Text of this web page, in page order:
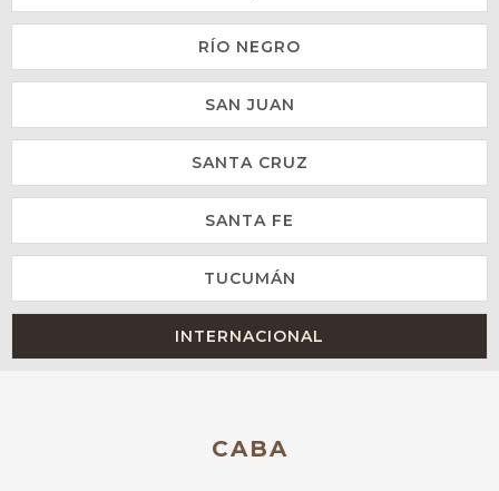
RÍO NEGRO
SAN JUAN
SANTA CRUZ
SANTA FE
TUCUMÁN
INTERNACIONAL
CABA